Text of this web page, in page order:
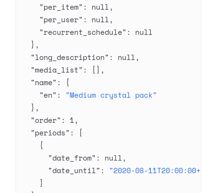
    "per_item"
: null,
    "per_user"
: null,
    "recurrent_schedule"
: null
  },
  "long_description"
: null,
  "media_list"
: [],
  "name"
: {
    "en"
: "Medium crystal pack"
  },
  "order"
: 1,
  "periods"
: [
    {
      "date_from"
: null,
      "date_until"
: "2020-08-
    }